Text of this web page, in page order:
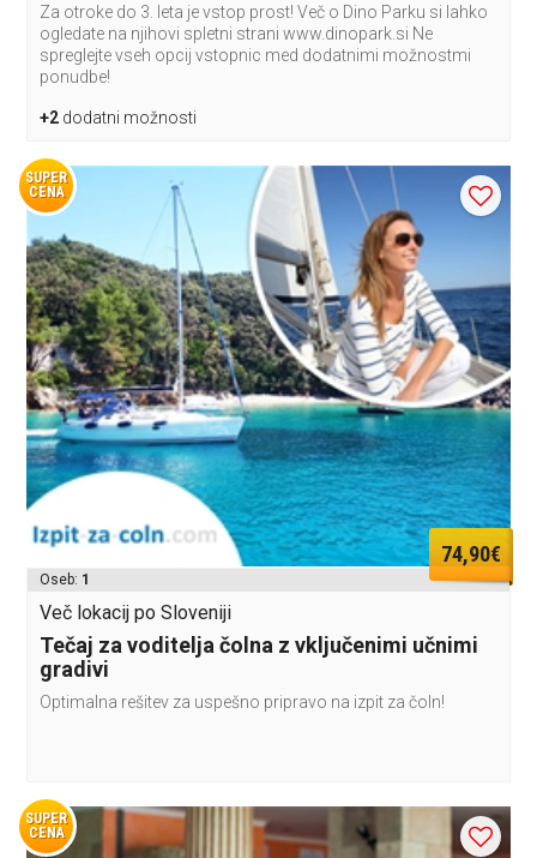
Za otroke do 3. leta je vstop prost! Več o Dino Parku si lahko
ogledate na njihovi spletni strani www.dinopark.si Ne
spreglejte vseh opcij vstopnic med dodatnimi možnostmi
ponudbe!
+2 dodatni možnosti
SUPER
CENA
74,90€
Oseb: 1
Več lokacij po Sloveniji
Tečaj za voditelja čolna z vključenimi učnimi
gradivi
Optimalna rešitev za uspešno pripravo na izpit za čoln!
SUPER
CENA